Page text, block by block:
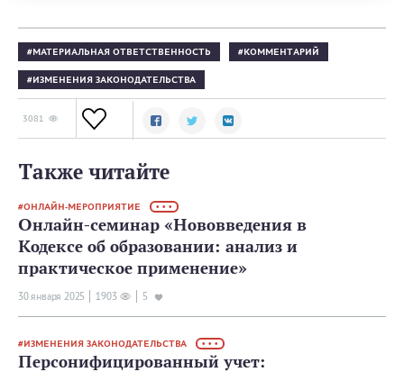
МАТЕРИАЛЬНАЯ ОТВЕТСТВЕННОСТЬ КОММЕНТАРИЙ
ИЗМЕНЕНИЯ ЗАКОНОДАТЕЛЬСТВА
3081
Также читайте
ОНЛАЙН-МЕРОПРИЯТИЕ • • •
Онлайн-семинар «Нововведения в
Кодексе об образовании: анализ и
практическое применение»
30 января 2025 1903 5
ИЗМЕНЕНИЯ ЗАКОНОДАТЕЛЬСТВА • • •
Персонифицированный учет: